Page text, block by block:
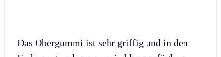
Das Obergummi ist sehr griffig und in den